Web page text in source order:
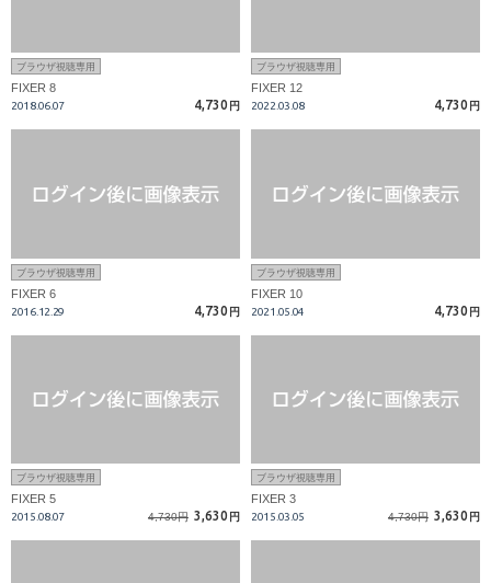
ブラウザ視聴専用
FIXER 8
2018.06.07 4,730 円
ブラウザ視聴専用
FIXER 12
2022.03.08 4,730 円
ブラウザ視聴専用
FIXER 6
2016.12.29 4,730 円
ブラウザ視聴専用
FIXER 10
2021.05.04 4,730 円
ブラウザ視聴専用
FIXER 5
2015.08.07 4,730円 3,630 円
ブラウザ視聴専用
FIXER 3
2015.03.05 4,730円 3,630 円